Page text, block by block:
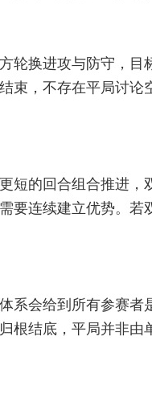
轮换进攻与防守，
束，不存在平局讨
短的回合组合推进
要连续建立优势。
系会给到所有参赛
根结底，平局并非